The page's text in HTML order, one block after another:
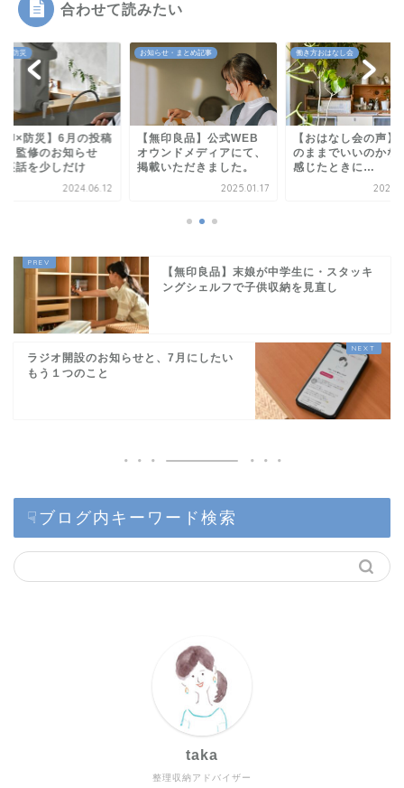
合わせて読みたい
せ・まとめ記事
印良品】公式WEB
ンドメディアにて、
いただきました。
2025.01.17
働き方おはなし会
【おはなし会の声】「こ
のままでいいのかな」と
感じたときに…
2026.02.23
わが家の防災
【無印×防災】6月の
制作・監修のお知ら
と、裏話を少しだけ
【無印良品】末娘が中学生に・スタッキ
ングシェルフで子供収納を見直し
ラジオ開設のお知らせと、7月にしたい
もう１つのこと
☟ブログ内キーワード検索
整理収納アドバイザー
taka